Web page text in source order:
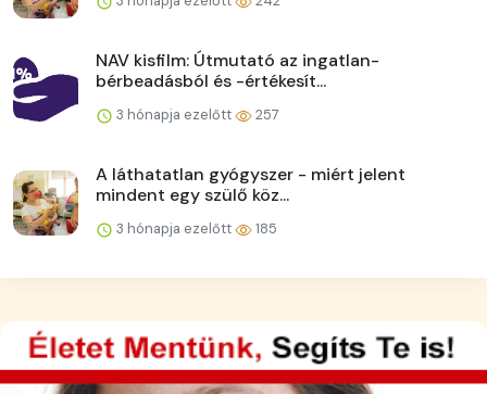
NAV kisfilm: Útmutató az ingatlan-
bérbeadásból és -értékesít...
3 hónapja ezelőtt 257
A láthatatlan gyógyszer - miért jelent
mindent egy szülő köz...
3 hónapja ezelőtt 185